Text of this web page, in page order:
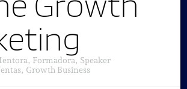
Formadora, Speaker
Growth Business